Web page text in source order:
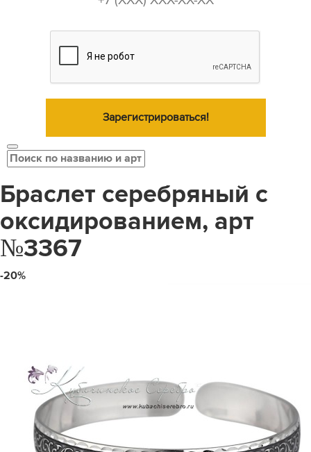
Зарегистрироваться!
Браслет серебряный с
оксидированием, арт
№3367
-20%